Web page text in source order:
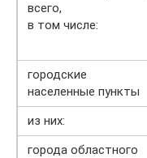
всего,
в том числе:
городские
населенные пункты
из них:
города областного